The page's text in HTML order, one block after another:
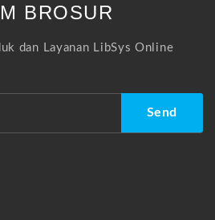
BROSUR
dan Layanan LibSys Online